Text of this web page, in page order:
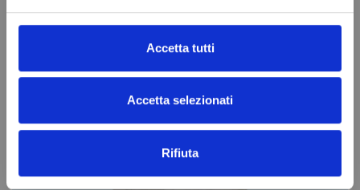
Accetta tutti
Accetta selezionati
Rifiuta